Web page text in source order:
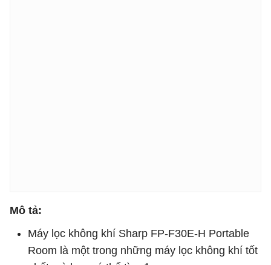
Mô tả:
Máy lọc không khí Sharp FP-F30E-H Portable
Room là một trong những máy lọc không khí tốt